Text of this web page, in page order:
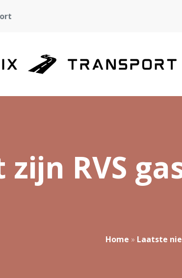
zijn RVS
Home » Laatste